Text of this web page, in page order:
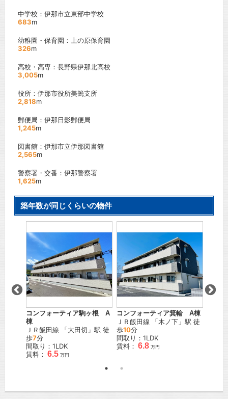
中学校：伊那市立東部中学校
683m
幼稚園・保育園：上の原保育園
326m
高校・高専：長野県伊那北高校
3,005m
役所：伊那市役所美篶支所
2,818m
郵便局：伊那日影郵便局
1,245m
図書館：伊那市立伊那図書館
2,565m
警察署・交番：伊那警察署
1,625m
築年数が同じくらいの物件
コンフォーティア駒ヶ根 A
棟
ＪＲ飯田線 「大田切 」駅 徒
歩7分
間取り：1LDK
賃料： 6.5 万円
コンフォーティア箕輪 A棟
ＪＲ飯田線 「木ノ下 」駅 徒
歩10分
間取り：1LDK
賃料： 6.8 万円